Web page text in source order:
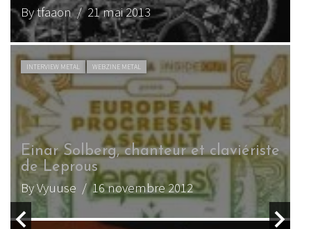
By tfaaon/ 1 mai 2015
ACTU METAL WEBZINE METAL
Leprous change de batteur !
By tfaaon/ 6 mai 2014